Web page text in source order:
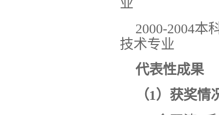
业
2000-2004本
技术专业
代表性成果
（1） 获奖情